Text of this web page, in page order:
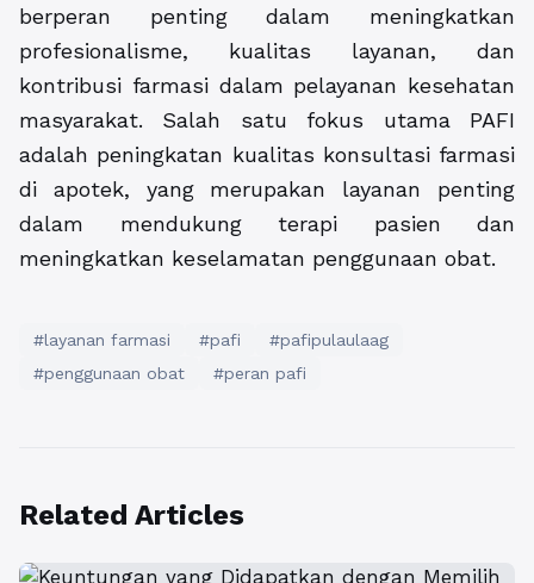
berperan penting dalam meningkatkan
profesionalisme, kualitas layanan, dan
kontribusi farmasi dalam pelayanan kesehatan
masyarakat. Salah satu fokus utama PAFI
adalah peningkatan kualitas konsultasi farmasi
di apotek, yang merupakan layanan penting
dalam mendukung terapi pasien dan
meningkatkan keselamatan penggunaan obat.
#layanan farmasi #pafi
#pafipulaulaag
#penggunaan obat
#peran pafi
Related Articles